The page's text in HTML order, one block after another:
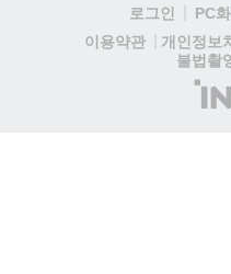
로그인 PC
이용약관
개인정보
불법촬